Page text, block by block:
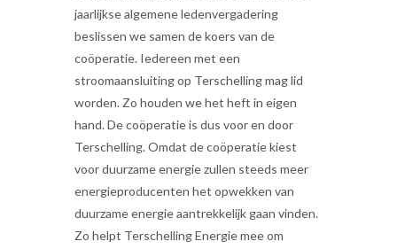
jaarlijkse algemene ledenvergadering
beslissen we samen de koers van de
coöperatie. Iedereen met een
stroomaansluiting op Terschelling mag lid
worden. Zo houden we het heft in eigen
hand. De coöperatie is dus voor en door
Terschelling. Omdat de coöperatie kiest
voor duurzame energie zullen steeds meer
energieproducenten het opwekken van
duurzame energie aantrekkelijk gaan vinden.
Zo helpt Terschelling Energie mee om